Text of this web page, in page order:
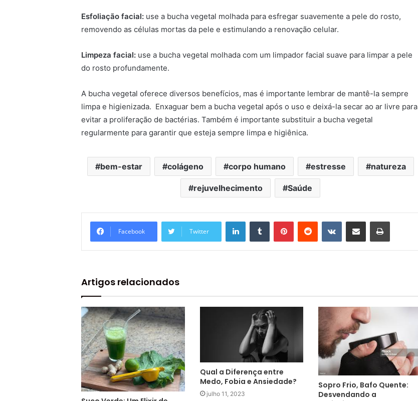
Esfoliação facial: use a bucha vegetal molhada para esfregar suavemente a pele do rosto,
removendo as células mortas da pele e estimulando a renovação celular.
Limpeza facial: use a bucha vegetal molhada com um limpador facial suave para limpar a pele
do rosto profundamente.
A bucha vegetal oferece diversos benefícios, mas é importante lembrar de mantê-la sempre
limpa e higienizada. Enxaguar bem a bucha vegetal após o uso e deixá-la secar ao ar livre para
evitar a proliferação de bactérias. Também é importante substituir a bucha vegetal
regularmente para garantir que esteja sempre limpa e higiênica.
bem-estar colágeno corpo humano estresse natureza
rejuvelhecimento Saúde
Facebook Twitter
Artigos relacionados
Qual a Diferença entre
Medo, Fobia e Ansiedade?
julho 11, 2023
Sopro Frio, Bafo Quente:
Desvendando a